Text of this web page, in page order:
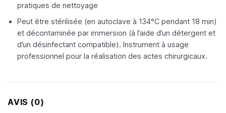
pratiques de nettoyage
Peut être stérilisée (en autoclave à 134°C pendant 18 min)
et décontaminée par immersion (à l’aide d’un détergent et
d’un désinfectant compatible). Instrument à usage
professionnel pour la réalisation des actes chirurgicaux.
AVIS (0)